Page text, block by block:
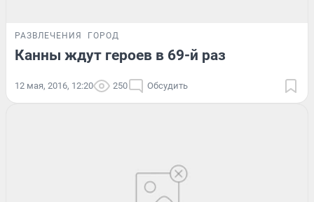
РАЗВЛЕЧЕНИЯ ГОРОД
Канны ждут героев в 69-й раз
12 мая, 2016, 12:20 250 Обсудить